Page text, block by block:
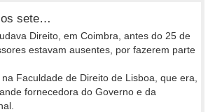
sete…
Direito, em Coimbra, antes do 25 de
estavam ausentes, por fazerem parte
Faculdade de Direito de Lisboa, que era,
fornecedora do Governo e da